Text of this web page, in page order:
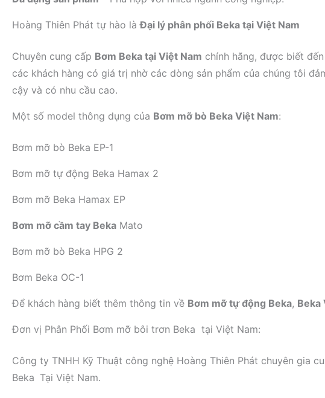
Hoàng Thiên Phát tự hào làĐại lý phân phối Beka tại Việt Nam
Chuyên cung cấp Bơm Beka tại Việt Nam chính hãng, được biết
các khách hàng có giá trị nhờ các dòng sản phẩm của chúng tôi
cậy và có nhu cầu cao.
Một số model thông dụng của Bơm mỡ bò Beka Việt Nam:
Bơm mỡ bò Beka EP-1
Bơm mỡ tự động Beka Hamax 2
Bơm mỡ Beka Hamax EP
Bơm mỡ cầm tay Beka Mato
Bơm mỡ bò Beka HPG 2
Bơm Beka OC-1
Để khách hàng biết thêm thông tin về Bơm mỡ tự động Beka, Beka
Đơn vị Phân Phối Bơm mỡ bôi trơn Beka tại Việt Nam:
Công ty TNHH Kỹ Thuật công nghệ Hoàng Thiên Phát chuyên gia
Beka Tại Việt Nam.